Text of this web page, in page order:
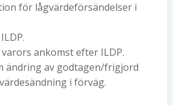
för lågvärdeförsändelser i
varors ankomst efter ILDP.
ändring av godtagen/frigjord
i förväg.